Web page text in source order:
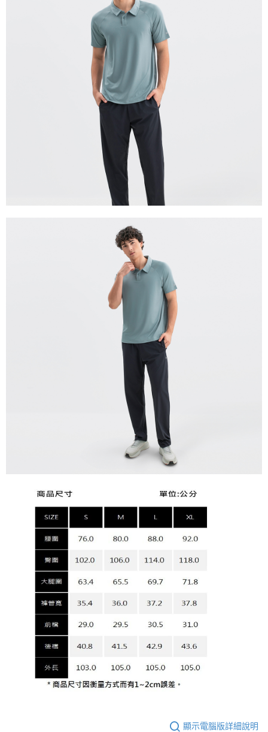
顯示電腦版詳細說明